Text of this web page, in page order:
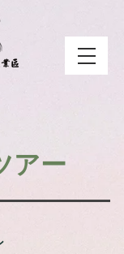
アー